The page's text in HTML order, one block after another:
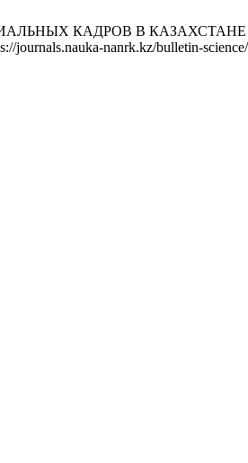
КАДРОВ В КАЗАХСТАНЕ
journals.nauka-nanrk.kz/bulletin-